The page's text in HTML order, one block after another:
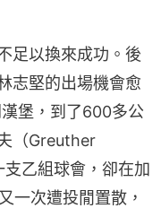
足以換來成功。後
志堅的出場機會愈
堡，到了600多公
（Greuther
乙組球會，卻在加
一次遭投閒置散，